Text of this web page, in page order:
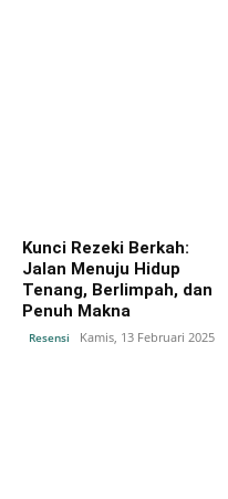
Kunci Rezeki Berkah:
Jalan Menuju Hidup
Tenang, Berlimpah, dan
Penuh Makna
Resensi Kamis, 13 Februari 2025